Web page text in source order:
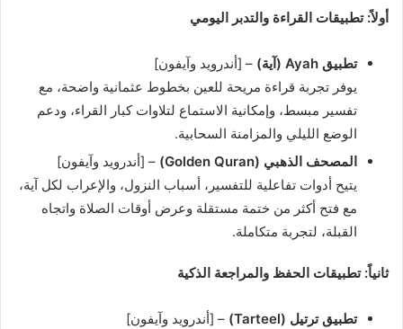
أولاً: تطبيقات القراءة والتدبر اليومي
تطبيق Ayah (آية)
– [أندرويد وآيفون]
يوفر تجربة قراءة مريحة للعين بخطوط عثمانية واضحة، مع
تفسير مبسط، وإمكانية الاستماع لتلاوات كبار القراء، ودعم
الوضع الليلي والمزامنة السحابية.
المصحف الذهبي (Golden Quran)
– [أندرويد وآيفون]
يتيح أدوات تفاعلية للتفسير، أسباب النزول، والإعراب لكل آية،
مع فتح أكثر من ختمة مستقلة وعرض أوقات الصلاة واتجاه
القبلة، لتجربة متكاملة.
ثانياً: تطبيقات الحفظ والمراجعة الذكية
تطبيق ترتيل (Tarteel)
– [أندرويد وآيفون]